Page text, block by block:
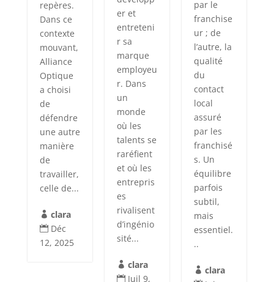
repères.
Dans ce
contexte
mouvant,
Alliance
Optique
a choisi
de
défendre
une autre
manière
de
travailler,
celle de...
 clara
 Déc
12, 2025
er et
entreteni
r sa
marque
employeu
r. Dans
un
monde
où les
talents se
raréfient
et où les
entrepris
es
rivalisent
d’ingénio
sité...
 clara
 Juil 9,
par le
franchise
ur ; de
l’autre, la
qualité
du
contact
local
assuré
par les
franchisé
s. Un
équilibre
parfois
subtil,
mais
essentiel.
..
 clara